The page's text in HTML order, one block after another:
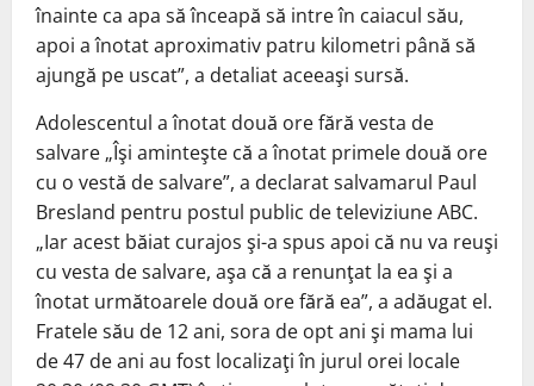
înainte ca apa să înceapă să intre în caiacul său,
apoi a înotat aproximativ patru kilometri până să
ajungă pe uscat”, a detaliat aceeaşi sursă.
Adolescentul a înotat două ore fără vesta de
salvare „Îşi aminteşte că a înotat primele două ore
cu o vestă de salvare”, a declarat salvamarul Paul
Bresland pentru postul public de televiziune ABC.
„Iar acest băiat curajos şi-a spus apoi că nu va reuşi
cu vesta de salvare, aşa că a renunţat la ea şi a
înotat următoarele două ore fără ea”, a adăugat el.
Fratele său de 12 ani, sora de opt ani şi mama lui
de 47 de ani au fost localizaţi în jurul orei locale